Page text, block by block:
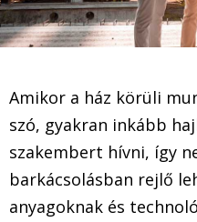
Amikor a ház körüli
szó, gyakran inkább
szakembert hívni, így
barkácsolásban rejlő
anyagoknak és